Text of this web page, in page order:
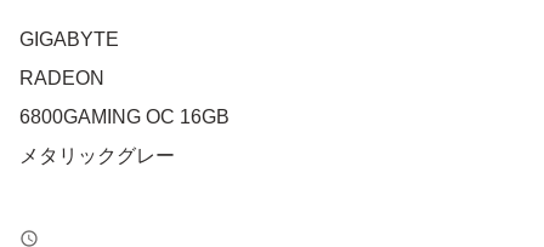
GIGABYTE
RADEON
6800GAMING OC 16GB
メタリックグレー
使用期間は新品購入してから1年程です。